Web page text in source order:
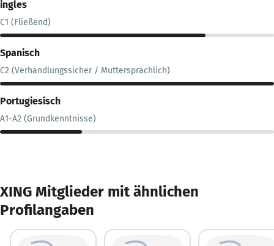
ingles
C1 (Fließend)
Spanisch
C2 (Verhandlungssicher / Muttersprachlich)
Portugiesisch
A1-A2 (Grundkenntnisse)
XING Mitglieder mit ähnlichen
Profilangaben